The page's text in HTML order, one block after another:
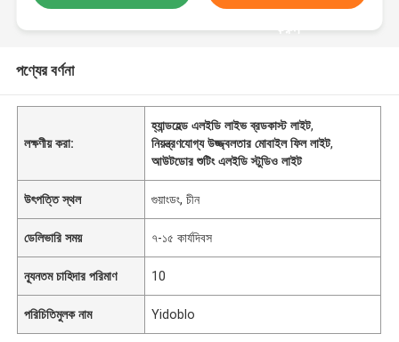
করুন
পণ্যের বর্ণনা
লক্ষণীয় করা:
হ্যান্ডহেল্ড এলইডি লাইভ ব্রডকাস্ট লাইট,
নিয়ন্ত্রণযোগ্য উজ্জ্বলতার মোবাইল ফিল লাইট,
আউটডোর শুটিং এলইডি স্টুডিও লাইট
উৎপত্তি স্থল গুয়াংডং, চীন
ডেলিভারি সময় ৭-১৫ কার্যদিবস
ন্যূনতম চাহিদার পরিমাণ 10
পরিচিতিমুলক নাম Yidoblo